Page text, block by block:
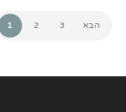
1 2 3 הבא